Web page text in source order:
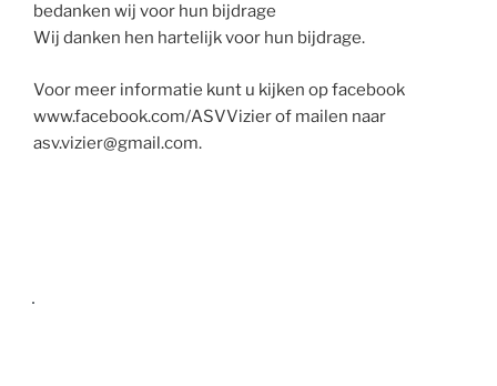
bedanken wij voor hun bijdrage
Wij danken hen hartelijk voor hun bijdrage.
Voor meer informatie kunt u kijken op facebook
www.facebook.com/ASVVizier of mailen naar
asv.vizier@gmail.com.